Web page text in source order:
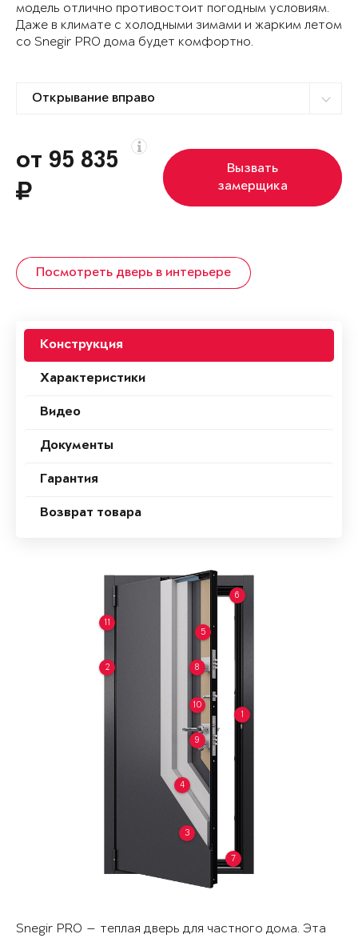
модель отлично противостоит погодным условиям.
Даже в климате с холодными зимами и жарким летом
со Snegir PRO дома будет комфортно.
от 95 835
Вызвать
замерщика
Посмотреть дверь в интерьере
Конструкция
Характеристики
Видео
Документы
Гарантия
Возврат товара
1
2
3
4
5
6
7
8
9
10
11
Snegir PRO — теплая дверь для частного дома. Эта